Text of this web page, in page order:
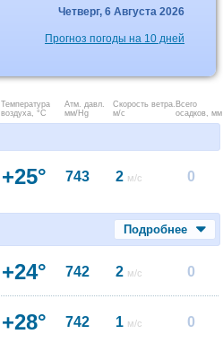
Четверг, 6 Августа 2026
Прогноз погоды на 10 дней
Температура
воздуха, °C
Атм. давл.
мм/Hg
Скорость ветра.
м/с
Всего
осадков, мм
+25° 743 2 м/с 0
Подробнее
+24° 742 2 м/с 0
+28° 742 1 м/с 0